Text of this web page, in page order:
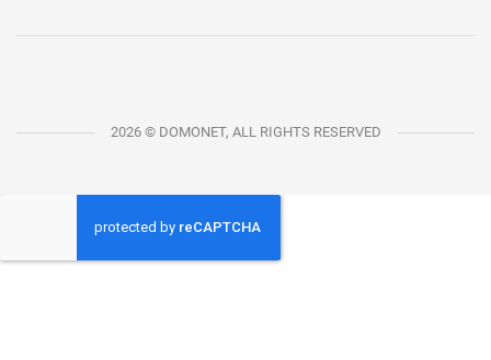
2026 © DOMONET, ALL RIGHTS RESERVED